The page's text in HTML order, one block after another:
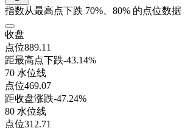
指数从最高点下跌 70%、80% 的点位数据
收盘
点位889.11
距最高点下跌-43.14%
70 水位线
点位469.07
距收盘涨跌-47.24%
80 水位线
点位312.71